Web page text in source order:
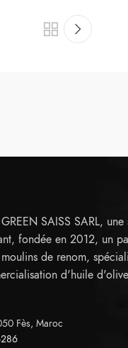
SAISS SARL,
fondée en 2012, un
de renom,
d'huile
Fès, Maroc